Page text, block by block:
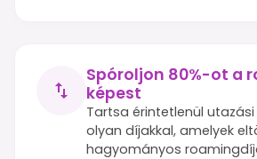
Spóroljon 80%-ot a
képest
Tartsa érintetlenül
olyan díjakkal, amelyek
hagyományos